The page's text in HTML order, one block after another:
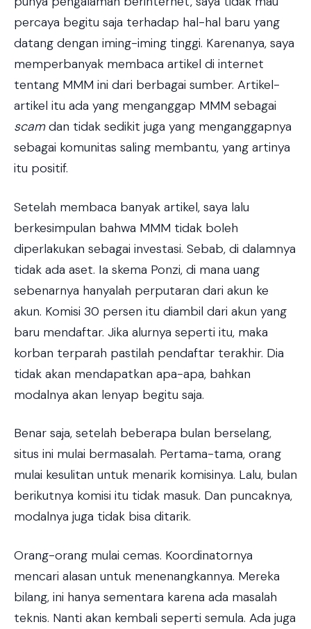
percaya begitu saja terhadap hal-hal baru yang
datang dengan iming-iming tinggi. Karenanya, saya
memperbanyak membaca artikel di internet
tentang MMM ini dari berbagai sumber. Artikel-
artikel itu ada yang menganggap MMM sebagai
scamdan tidak sedikit juga yang menganggapnya
sebagai komunitas saling membantu, yang artinya
itu positif.
Setelah membaca banyak artikel, saya lalu
berkesimpulan bahwa MMM tidak boleh
diperlakukan sebagai investasi. Sebab, di dalamnya
tidak ada aset. Ia skema Ponzi, di mana uang
sebenarnya hanyalah perputaran dari akun ke
akun. Komisi 30 persen itu diambil dari akun yang
baru mendaftar. Jika alurnya seperti itu, maka
korban terparah pastilah pendaftar terakhir. Dia
tidak akan mendapatkan apa-apa, bahkan
modalnya akan lenyap begitu saja.
Benar saja, setelah beberapa bulan berselang,
situs ini mulai bermasalah. Pertama-tama, orang
mulai kesulitan untuk menarik komisinya. Lalu, bulan
berikutnya komisi itu tidak masuk. Dan puncaknya,
modalnya juga tidak bisa ditarik.
Orang-orang mulai cemas. Koordinatornya
mencari alasan untuk menenangkannya. Mereka
bilang, ini hanya sementara karena ada masalah
teknis. Nanti akan kembali seperti semula. Ada juga